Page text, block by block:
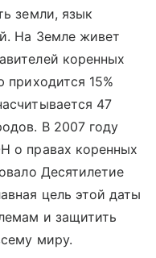
земли, язык
На Земле живет
коренных
15%
47
В 2007 году
о правах коренных
Десятилетие
цель этой даты
и защитить
миру.